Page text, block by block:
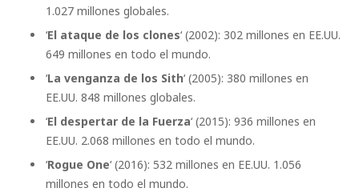
1.027 millones globales.
‘El ataque de los clones‘ (2002): 302 millones en EE.UU.
649 millones en todo el mundo.
‘La venganza de los Sith‘ (2005): 380 millones en
EE.UU. 848 millones globales.
‘El despertar de la Fuerza‘ (2015): 936 millones en
EE.UU. 2.068 millones en todo el mundo.
‘Rogue One‘ (2016): 532 millones en EE.UU. 1.056
millones en todo el mundo.